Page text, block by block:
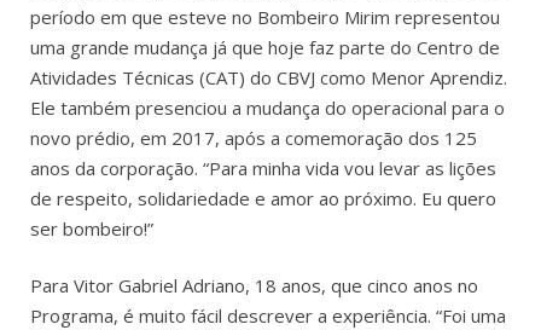
período em que esteve no Bombeiro Mirim representou
uma grande mudança já que hoje faz parte do Centro de
Atividades Técnicas (CAT) do CBVJ como Menor Aprendiz.
Ele também presenciou a mudança do operacional para o
novo prédio, em 2017, após a comemoração dos 125
anos da corporação. “Para minha vida vou levar as lições
de respeito, solidariedade e amor ao próximo. Eu quero
ser bombeiro!”
Para Vitor Gabriel Adriano, 18 anos, que cinco anos no
Programa, é muito fácil descrever a experiência. “Foi uma